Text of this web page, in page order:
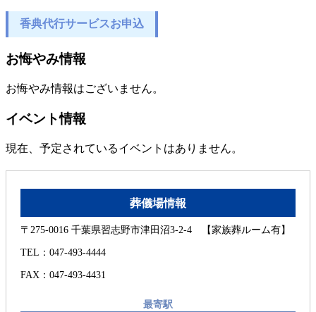
香典代行サービスお申込
お悔やみ情報
お悔やみ情報はございません。
イベント情報
現在、予定されているイベントはありません。
葬儀場情報
〒275-0016 千葉県習志野市津田沼3-2-4 【家族葬ルーム有】
TEL：047-493-4444
FAX：047-493-4431
最寄駅